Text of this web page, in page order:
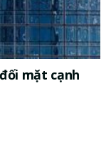
mặt cạnh